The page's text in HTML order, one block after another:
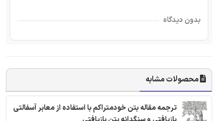
بدون دیدگاه
محصولات مشابه
ترجمه مقاله بتن خودمتراکم با استفاده از معابر آسفالتی